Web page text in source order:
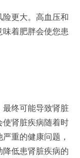
险更大。高血压和
着肥胖会使您患
最终可能导致肾脏
使肾脏疾病随着时
重的健康问题，
低患肾脏疾病的